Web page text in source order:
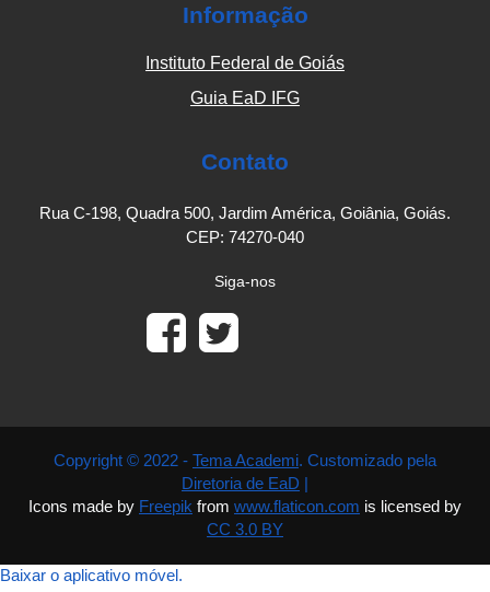
Informação
Instituto Federal de Goiás
Guia EaD IFG
Contato
Rua C-198, Quadra 500, Jardim América, Goiânia, Goiás.
CEP: 74270-040
Siga-nos
Copyright © 2022 - Tema Academi. Customizado pela
Diretoria de EaD
Icons made by Freepik from www.flaticon.com is licensed by
CC 3.0 BY
Baixar o aplicativo móvel.